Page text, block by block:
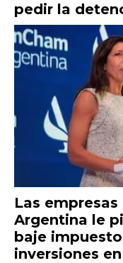
pedir la
Las empresas
Argentina le
baje
inversiones